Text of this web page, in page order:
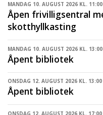
MANDAG 10. AUGUST 2026 KL.
Åpen frivilligsentral
skotthyllkasting
MANDAG 10. AUGUST 2026 KL.
Åpent bibliotek
ONSDAG 12. AUGUST 2026 KL.
Åpent bibliotek
ONSDAG 12. AUGUST 2026 KL.